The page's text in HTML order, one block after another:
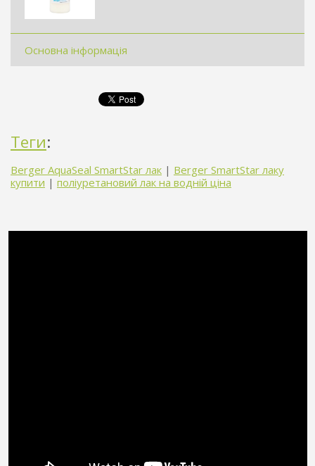
Основна інформація
Теги:
Berger AquaSeal SmartStar лак | Berger SmartStar лаку
купити | поліуретановий лак на водній ціна